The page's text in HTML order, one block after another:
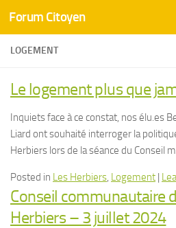
Skip to content
Forum Citoyen
LOGEMENT
Le logement plus que
Inquiets face à ce constat, nos élu.es
Liard ont souhaité interroger la
Herbiers lors de la séance du Conseil
Posted in Les Herbiers, Logement |
Conseil communautaire
Herbiers – 3 juillet 2024